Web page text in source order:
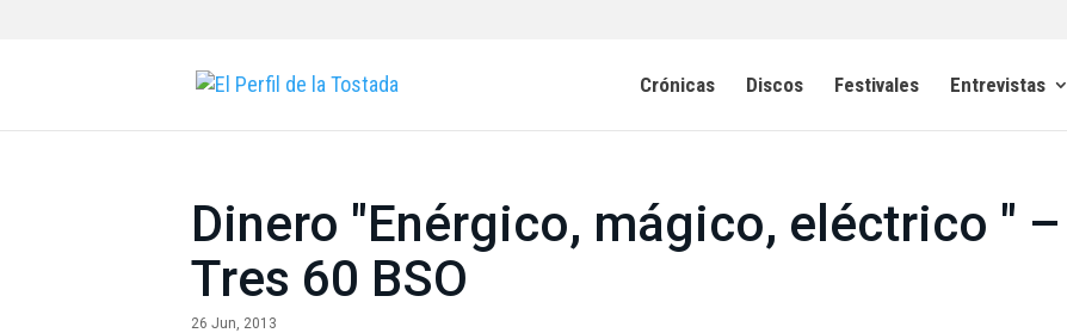
Crónicas Discos Festivales Entrevistas
Dinero "Enérgico, mágico, eléctrico " –
Tres 60 BSO
26 Jun, 2013